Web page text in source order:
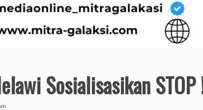
Sosialisasikan STOP